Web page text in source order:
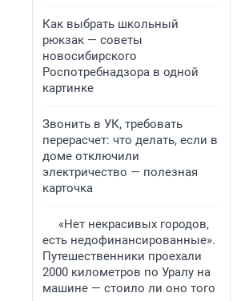
Как выбрать школьный
рюкзак — советы
новосибирского
Роспотребнадзора в одной
картинке
Звонить в УК, требовать
перерасчет: что делать, если в
доме отключили
электричество — полезная
карточка
«Нет некрасивых городов,
есть недофинансированные».
Путешественники проехали
2000 километров по Уралу на
машине — стоило ли оно того